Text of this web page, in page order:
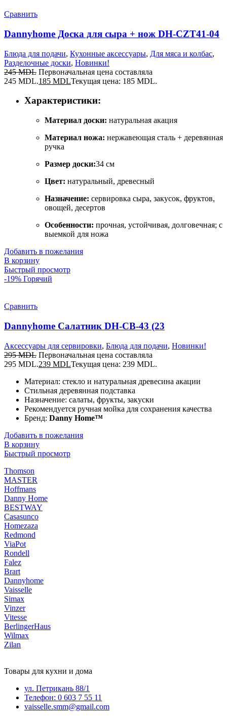
Сравнить
Dannyhome Доска для сыра + нож DH-CZT41-04
Блюда для подачи, Кухонные аксессуары, Для мяса и колбас,
Разделочные доски, Новинки!
245MDL Первоначальная цена составляла
245 MDL.185 MDLТекущая цена: 185 MDL.
Характеристики:
Материал доски: натуральная акация
Материал ножа: нержавеющая сталь + деревянная
ручка
Размер доски:34 см
Цвет: натуральный, древесный
Назначение: сервировка сыра, закусок, фруктов,
овощей, десертов
Особенности: прочная, устойчивая, долговечная; с
выемкой для ножа
Добавить в пожелания
В корзину
Быстрый просмотр
-19% Горячий
Сравнить
Dannyhome Салатник DH-CB-43 (23
Аксессуары для сервировки, Блюда для подачи, Новинки!
295MDL Первоначальная цена составляла
295 MDL.239 MDLТекущая цена: 239 MDL.
Материал: стекло и натуральная древесина акации
Стильная деревянная подставка
Назначение: салаты, фрукты, закуски
Рекомендуется ручная мойка для сохранения качества
Бренд: Danny Home™
Добавить в пожелания
В корзину
Быстрый просмотр
Thomson
MASTER
Hoffmans
Danny Home
BESTWAY
Casasunco
Homezaza
Redmond
ViaPot
Rondell
Falez
Brart
Dannyhome
Vaisselle
Simax
Vinzer
Vitesse
BerlingerHaus
Wilmax
Zilan
Товары для кухни и дома
ул. Петрикань 88/1
Телефон: 0 603 7 55 11
vaisselle.smm@gmail.com